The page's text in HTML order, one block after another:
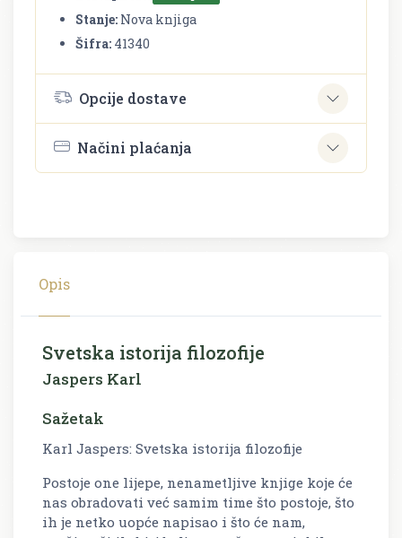
Stanje: Nova knjiga
Šifra: 41340
Opcije dostave
Načini plaćanja
Opis
Svetska istorija filozofije
Jaspers Karl
Sažetak
Karl Jaspers: Svetska istorija filozofije
Postoje one lijepe, nenametljive knjige koje će
nas obradovati već samim time što postoje, što
ih je netko uopće napisao i što će nam,